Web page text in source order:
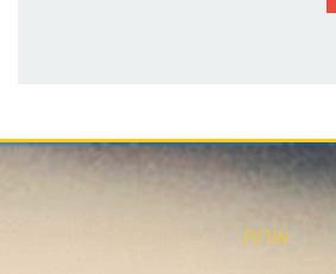
אודות